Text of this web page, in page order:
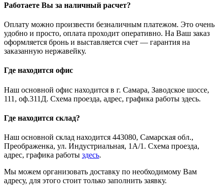
Работаете Вы за наличный расчет?
Оплату можно произвести безналичным платежом. Это очень
удобно и просто, оплата проходит оперативно. На Ваш заказ
оформляется бронь и выставляется счет — гарантия на
заказанную нержавейку.
Где находится офис
Наш основной офис находится в г. Самара, Заводское шоссе,
111, оф.311Д. Схема проезда, адрес, графика работы здесь.
Где находится склад?
Наш основной склад находится 443080, Самарская обл.,
Преображенка, ул. Индустриальная, 1А/1. Схема проезда,
адрес, графика работы здесь.
Мы можем организовать доставку по необходимому Вам
адресу, для этого стоит только заполнить заявку.